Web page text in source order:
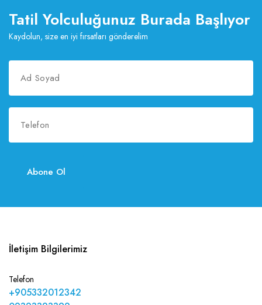
Tatil Yolculuğunuz Burada Başlıyor
Kaydolun, size en iyi fırsatları gönderelim
Abone Ol
İletişim Bilgilerimiz
Telefon
+905332012342